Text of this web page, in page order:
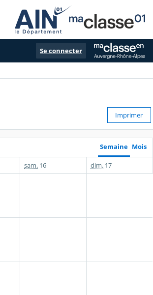
Se connecter
Imprimer
Semaine Mois
sam. 16 dim. 17